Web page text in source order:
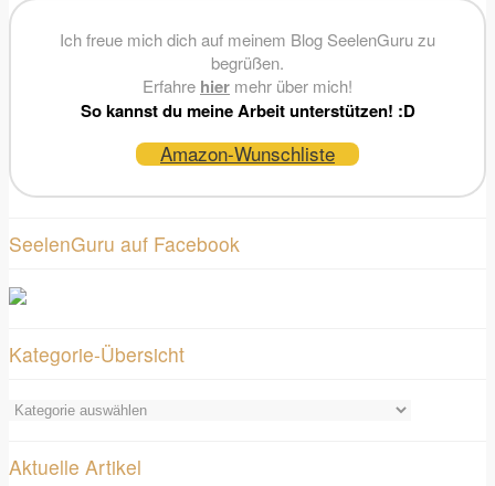
Ich freue mich dich auf meinem Blog SeelenGuru zu
begrüßen.
Erfahre hier mehr über mich!
So kannst du meine Arbeit unterstützen! :D
Amazon-Wunschliste
SeelenGuru auf Facebook
Kategorie-Übersicht
Kategorie-
Aktuelle Artikel